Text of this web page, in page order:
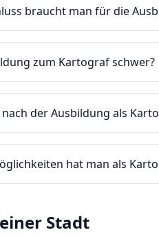
braucht man für die
zum Kartograf schwer?
der Ausbildung als
hat man als
Stadt